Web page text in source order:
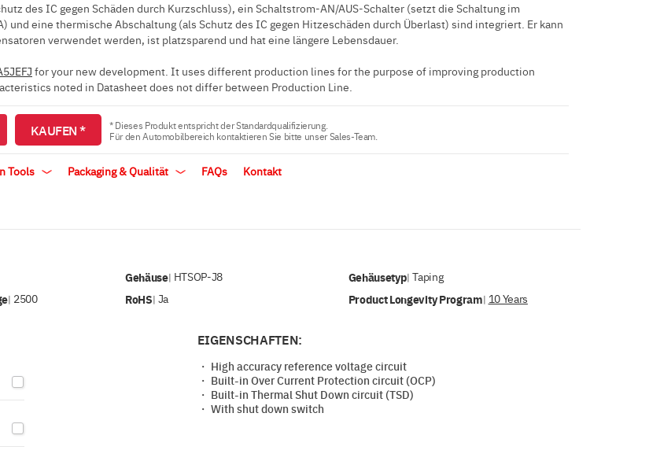
des IC gegen Schäden durch Kurzschluss), ein Schaltstrom-AN/AUS-Schalter (setzt die Schaltung im
und eine thermische Abschaltung (als Schutz des IC gegen Hitzeschäden durch Überlast) sind integriert. Er kann
verwendet werden, ist platzsparend und hat eine längere Lebensdauer.
for your new development. It uses different production lines for the purpose of improving production
noted in Datasheet does not differ between Production Line.
KAUFEN *
* Dieses Produkt entspricht der Standardqualifizierung.
Für den Automobilbereich kontaktieren Sie bitte unser Sales-Team.
Tools Packaging & Qualität FAQs Kontakt
Gehäuse| HTSOP-J8 Gehäusetyp|Taping
| 2500 RoHS| Ja Product Longevity Program| 10 Years
EIGENSCHAFTEN:
・ High accuracy reference voltage circuit
・ Built-in Over Current Protection circuit (OCP)
・ Built-in Thermal Shut Down circuit (TSD)
・ With shut down switch